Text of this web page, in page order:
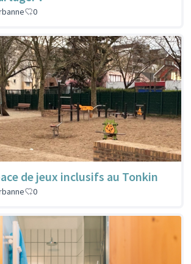
0
de jeux inclusifs au Tonkin
0